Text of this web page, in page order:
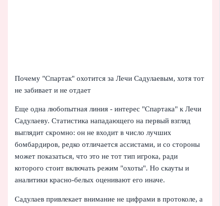
Почему "Спартак" охотится за Лечи Садулаевым, хотя тот
не забивает и не отдает
Еще одна любопытная линия - интерес "Спартака" к Лечи
Садулаеву. Статистика нападающего на первый взгляд
выглядит скромно: он не входит в число лучших
бомбардиров, редко отличается ассистами, и со стороны
может показаться, что это не тот тип игрока, ради
которого стоит включать режим "охоты". Но скауты и
аналитики красно-белых оценивают его иначе.
Садулаев привлекает внимание не цифрами в протоколе, а